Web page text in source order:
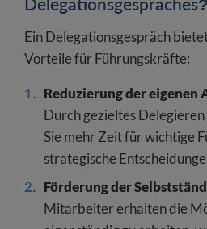
Ein Delegationsgespräch
Vorteile für Führungskräfte:
Reduzierung der eigenen
Durch gezieltes
Sie mehr Zeit für wichtige
strategische
Förderung der
Mitarbeiter erhalten die